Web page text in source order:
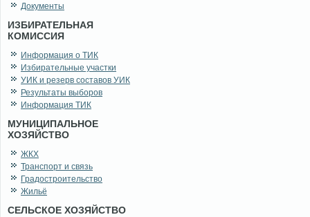
Документы
ИЗБИРАТЕЛЬНАЯ
КОМИССИЯ
Информация о ТИК
Избирательные участки
УИК и резерв составов УИК
Результаты выборов
Информация ТИК
МУНИЦИПАЛЬНОЕ
ХОЗЯЙСТВО
ЖКХ
Транспорт и связь
Градостроительство
Жильё
СЕЛЬСКОЕ ХОЗЯЙСТВО